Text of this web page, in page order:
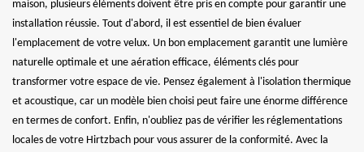
maison, plusieurs éléments doivent être pris en compte pour garantir une
installation réussie. Tout d'abord, il est essentiel de bien évaluer
l'emplacement de votre velux. Un bon emplacement garantit une lumière
naturelle optimale et une aération efficace, éléments clés pour
transformer votre espace de vie. Pensez également à l'isolation thermique
et acoustique, car un modèle bien choisi peut faire une énorme différence
en termes de confort. Enfin, n'oubliez pas de vérifier les réglementations
locales de votre Hirtzbach pour vous assurer de la conformité. Avec la